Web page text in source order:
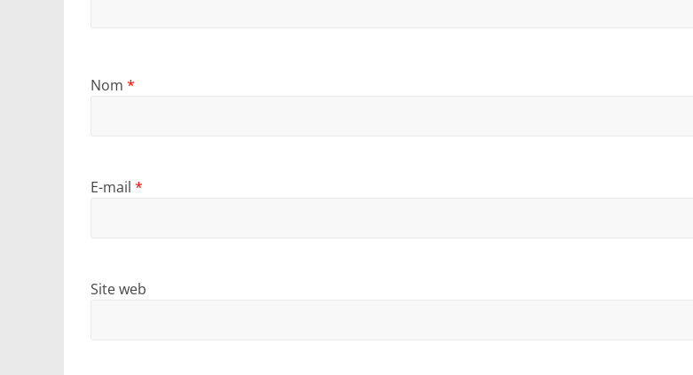
Nom *
E-mail *
Site web